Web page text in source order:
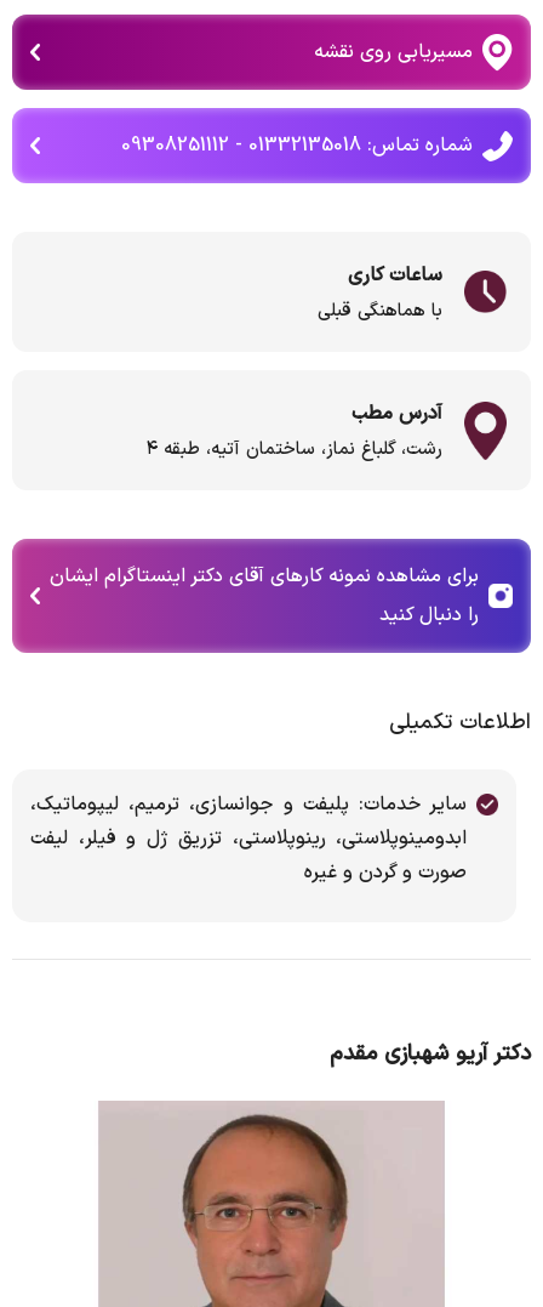
مسیریابی روی نقشه
شماره تماس: 01332135018 - 09308251112
ساعات کاری
با هماهنگی قبلی
آدرس مطب
رشت، گلباغ نماز، ساختمان آتیه، طبقه ۴
برای مشاهده نمونه کارهای آقای دکتر اینستاگرام ایشان
را دنبال کنید
اطلاعات تکمیلی
سایر خدمات: پلیفت و جوانسازی، ترمیم، لیپوماتیک،
ابدومینوپلاستی، رینوپلاستی، تزریق ژل و فیلر، لیفت
صورت و گردن و غیره
دکتر آریو شهبازی مقدم